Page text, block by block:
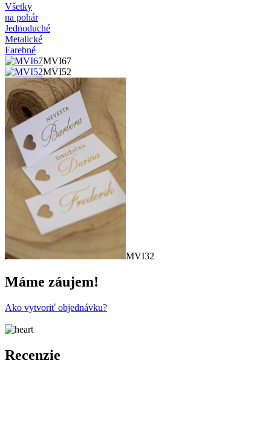
Všetky
na pohár
Jednoduché
Metalické
Farebné
MVI67
MVI52
MVI32
Máme záujem!
Ako vytvoriť objednávku?
Recenzie